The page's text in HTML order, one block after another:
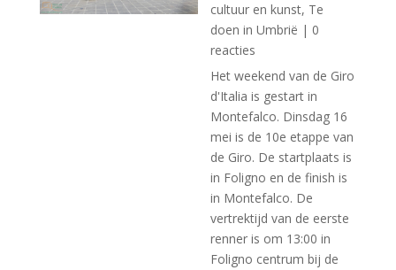
cultuur en kunst, Te
doen in Umbrië | 0
reacties
Het weekend van de Giro
d'Italia is gestart in
Montefalco. Dinsdag 16
mei is de 10e etappe van
de Giro. De startplaats is
in Foligno en de finish is
in Montefalco. De
vertrektijd van de eerste
renner is om 13:00 in
Foligno centrum bij de